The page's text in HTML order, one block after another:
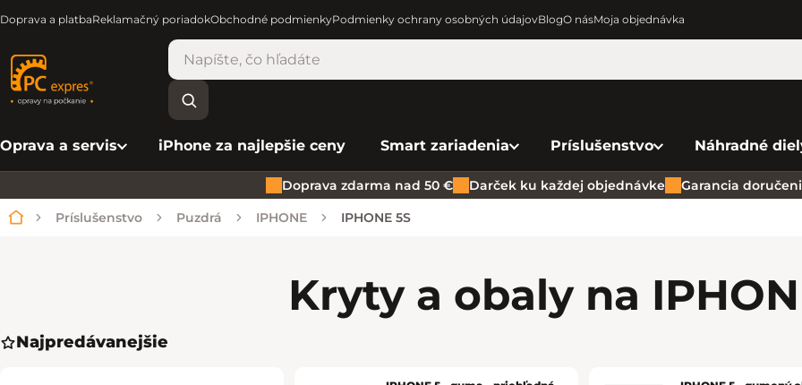
Doprava a platbaReklamačný poriadokObchodné podmienkyPodmienky ochrany osobných údajovBlogO násMoja objednávka
Oprava a servis iPhone za najlepšie ceny Smart zariadenia Príslušenstvo Náhradné
Doprava zdarma nad 50 € Darček ku každej objednávke Garancia
Domov
Príslušenstvo Puzdrá IPHONE IPHONE 5S
Kryty a obaly na
Najpredávanejšie